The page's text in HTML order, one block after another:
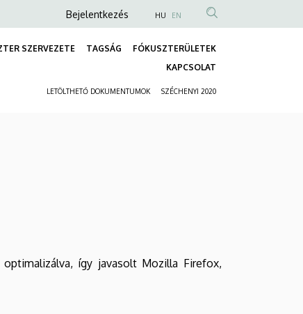
Anonim
fiók
Bejelentkezés HU EN
SZERVEZETE TAGSÁG
FÓKUSZTERÜLETEK
KAPCSOLAT
LETÖLTHETŐ DOKUMENTUMOK SZÉCHENYI 2020
így javasolt Mozilla Firefox,